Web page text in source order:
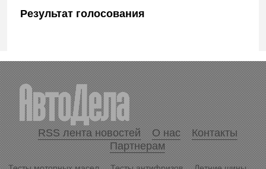
Результат голосования
RSS лента новостей О нас
Контакты
Партнерам